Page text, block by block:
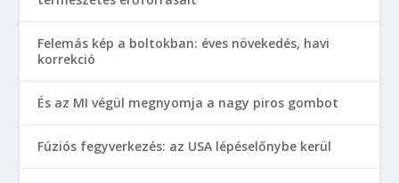
Felemás kép a boltokban: éves növekedés, havi
korrekció
És az MI végül megnyomja a nagy piros gombot
Fúziós fegyverkezés: az USA lépéselőnybe kerül